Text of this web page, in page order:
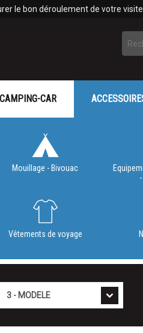
le bon déroulement de votre
CAR
Mouillage - Bivouac
Vêtements de voyage